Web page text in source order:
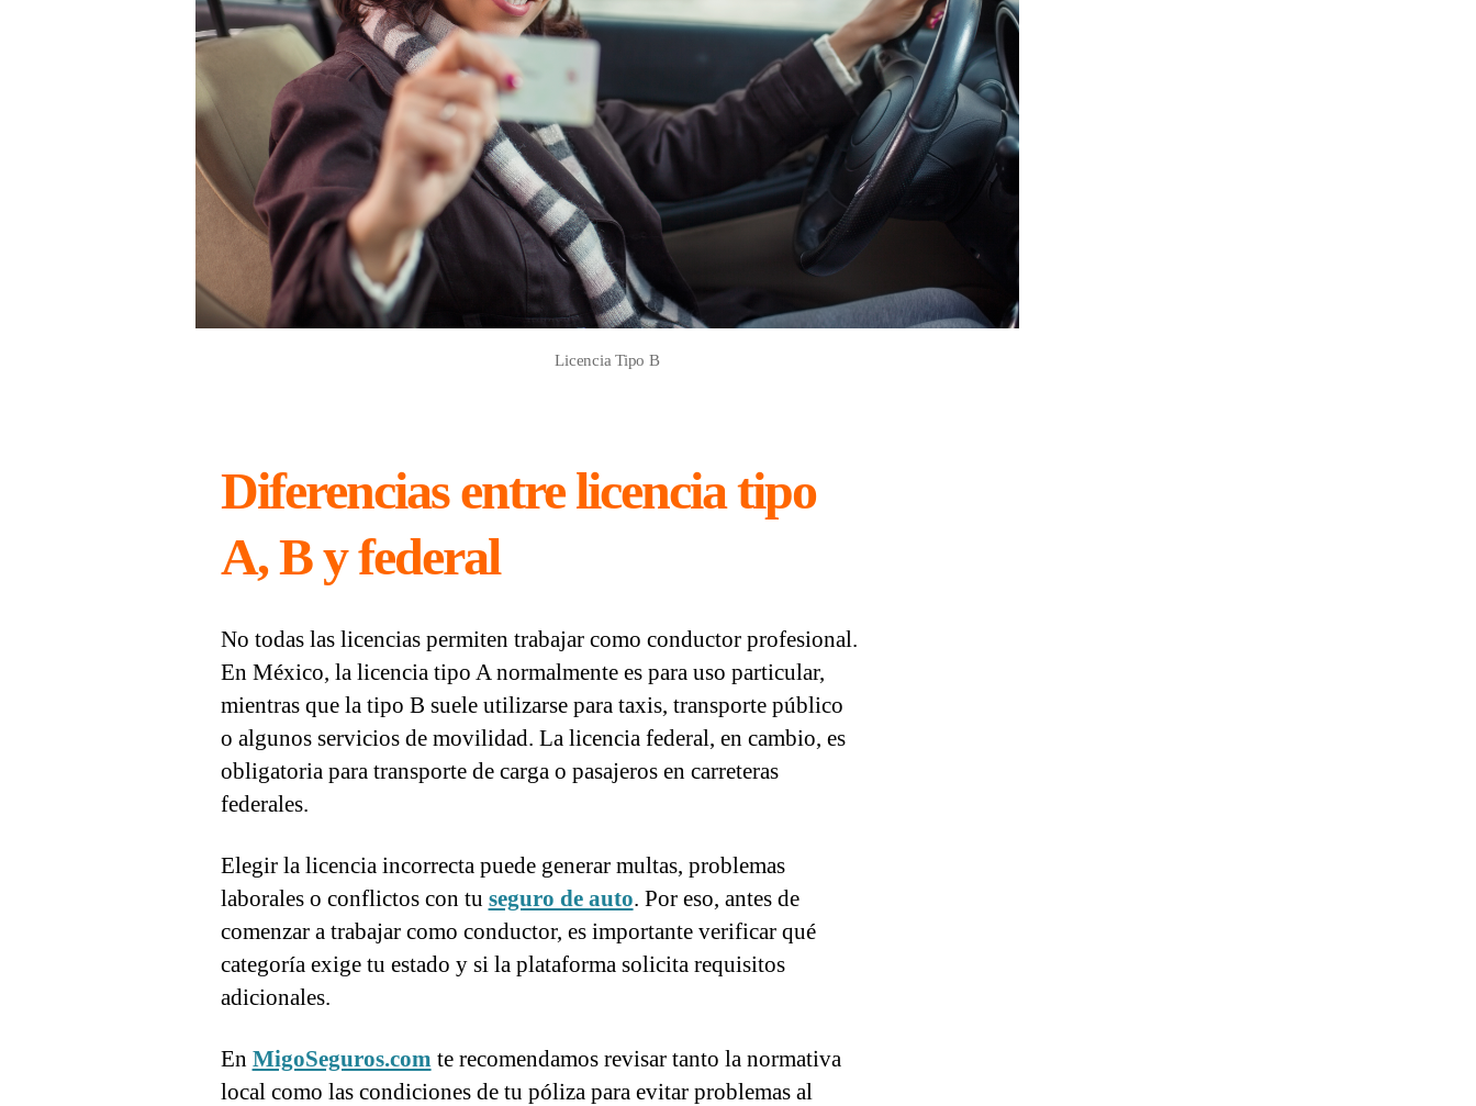
Licencia Tipo B
Diferencias entre licencia tipo
A, B y federal
No todas las licencias permiten trabajar como conductor profesional.
En México, la licencia tipo A normalmente es para uso particular,
mientras que la tipo B suele utilizarse para taxis, transporte público
o algunos servicios de movilidad. La licencia federal, en cambio, es
obligatoria para transporte de carga o pasajeros en carreteras
federales.
Elegir la licencia incorrecta puede generar multas, problemas
laborales o conflictos con tu seguro de auto. Por eso, antes de
comenzar a trabajar como conductor, es importante verificar qué
categoría exige tu estado y si la plataforma solicita requisitos
adicionales.
En MigoSeguros.com te recomendamos revisar tanto la normativa
local como las condiciones de tu póliza para evitar problemas al